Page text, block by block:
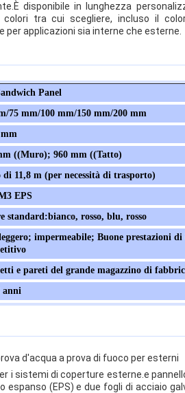
disponibile in lunghezza
tra cui scegliere, incluso il
per applicazioni sia interne che esterne.
Panel
75 mm/100 mm/150 mm/200 mm
((Muro); 960 mm ((Tatto)
di 11,8 m (per necessità di trasporto)
EPS
standard:bianco, rosso, blu, rosso
impermeabile; Buone prestazioni di
e pareti del grande magazzino di
anni
d'acqua a prova di fuoco per esterni
i sistemi di coperture esterne.e
(EPS) e due fogli di acciaio